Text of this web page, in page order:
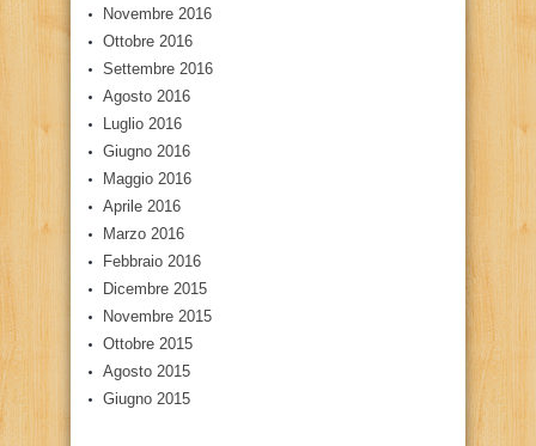
Novembre 2016
Ottobre 2016
Settembre 2016
Agosto 2016
Luglio 2016
Giugno 2016
Maggio 2016
Aprile 2016
Marzo 2016
Febbraio 2016
Dicembre 2015
Novembre 2015
Ottobre 2015
Agosto 2015
Giugno 2015